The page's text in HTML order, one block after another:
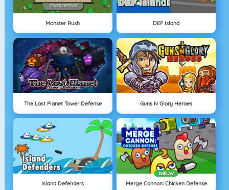
Monster Rush DEF Island
The Lost Planet Tower Defense Guns N Glory Heroes
Island Defenders
NIEUW
Merge Cannon: Chicken Defense